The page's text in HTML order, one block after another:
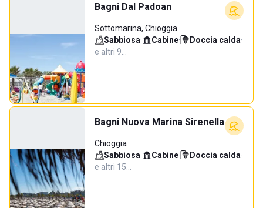
Bagni Dal Padoan
Sottomarina, Chioggia
Sabbiosa· Cabine· Doccia calda·
e altri 9…
Bagni Nuova Marina Sirenella
Chioggia
Sabbiosa· Cabine· Doccia calda·
e altri 15…